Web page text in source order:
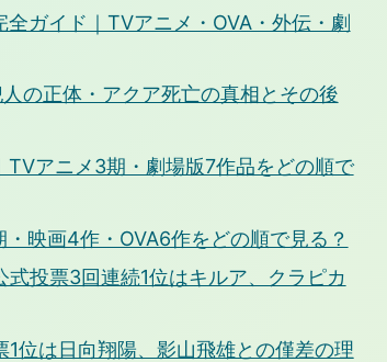
ガイド｜TVアニメ・OVA・外伝・劇
の正体・アクア死亡の真相とその後
アニメ3期・劇場版7作品をどの順で
映画4作・OVA6作をどの順で見る？
投票3回連続1位はキルア、クラピカ
位は日向翔陽、影山飛雄との僅差の理